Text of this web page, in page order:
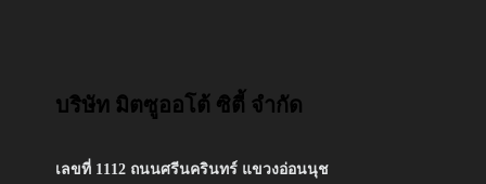
บริษัท มิตซูออโต้ ซิตี้ จำกัด
เลขที่ 1112 ถนนศรีนครินทร์ แขวงอ่อนนุช